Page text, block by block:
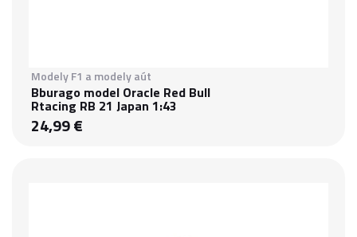
Modely F1 a modely aút
Bburago model Oracle Red Bull
Rtacing RB 21 Japan 1:43
24,99 €